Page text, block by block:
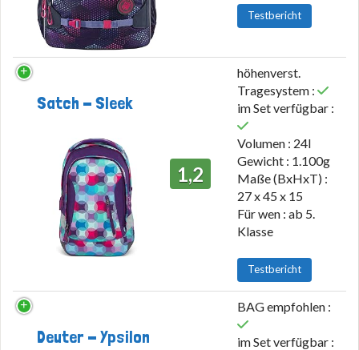
Testbericht
Satch - Sleek
1,2
höhenverst.
Tragesystem :
im Set verfügbar :
Volumen : 24l
Gewicht : 1.100g
Maße (BxHxT) :
27 x 45 x 15
Für wen : ab 5.
Klasse
Testbericht
Deuter - Ypsilon
BAG empfohlen :
im Set verfügbar :